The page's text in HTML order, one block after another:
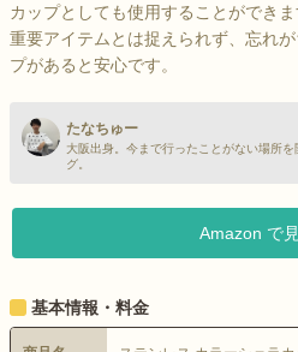
カップとしても使用することができ
重要アイテムとは捉えられず、忘れ
プがあると安心です。
たなちゅー
大阪出身。今まで行ったことがない場所
グ。
Amazon で
基本情報・料金